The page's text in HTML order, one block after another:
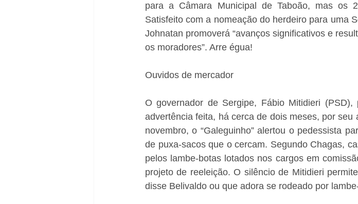
para a Câmara Municipal de Taboão, mas os
Satisfeito com a nomeação do herdeiro para uma
Johnatan promoverá “avanços significativos e
os moradores”. Arre égua!
Ouvidos de mercador
O governador de Sergipe, Fábio Mitidieri
advertência feita, há cerca de dois meses, por
novembro, o “Galeguinho” alertou o pedessista
de puxa-sacos que o cercam. Segundo Chagas,
pelos lambe-botas lotados nos cargos em
projeto de reeleição. O silêncio de Mitidieri
disse Belivaldo ou que adora se rodeado por